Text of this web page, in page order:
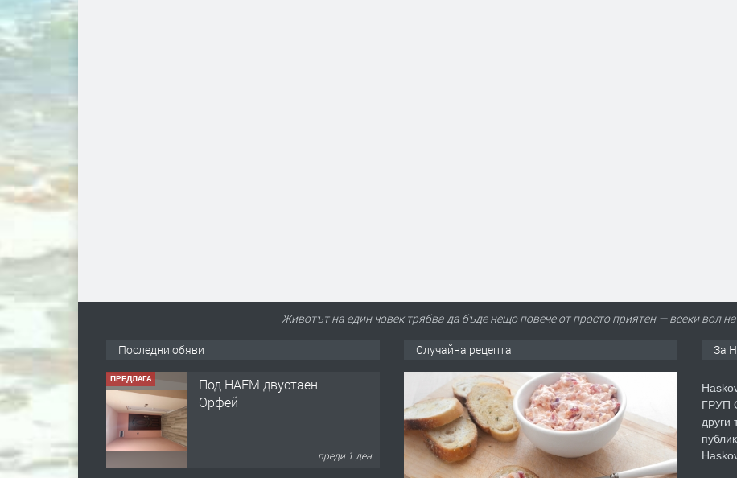
Животът на един човек трябва да бъде нещо повече от просто приятен — всеки вол
Последни обяви
ПРЕДЛАГА
Орфей
ПРЕДЛАГА
Случайна рецепта За
ГРУП
други